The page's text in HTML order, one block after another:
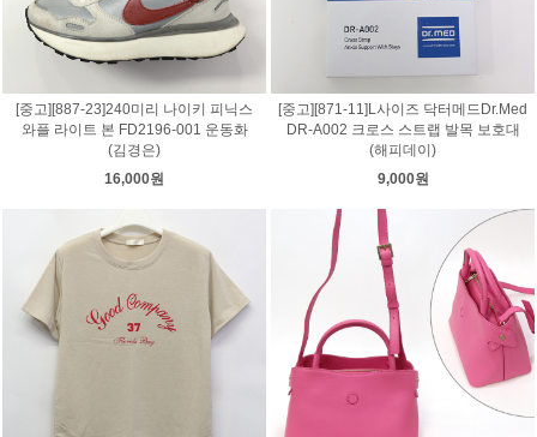
[중고][887-23]240미리 나이키 피닉스
와플 라이트 본 FD2196-001 운동화
(김경은)
16,000원
[중고][871-11]L사이즈 닥터메드Dr.Med
DR-A002 크로스 스트랩 발목 보호대
(해피데이)
9,000원